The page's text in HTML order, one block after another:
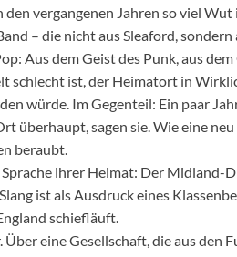
vergangenen Jahren so viel
– die nicht aus Sleaford, sondern
Aus dem Geist des Punk, aus
schlecht ist, der Heimatort in
würde. Im Gegenteil: Ein paar
überhaupt, sagen sie. Wie eine
beraubt.
ihrer Heimat: Der Midland-
ist als Ausdruck eines
schiefläuft.
eine Gesellschaft, die aus den